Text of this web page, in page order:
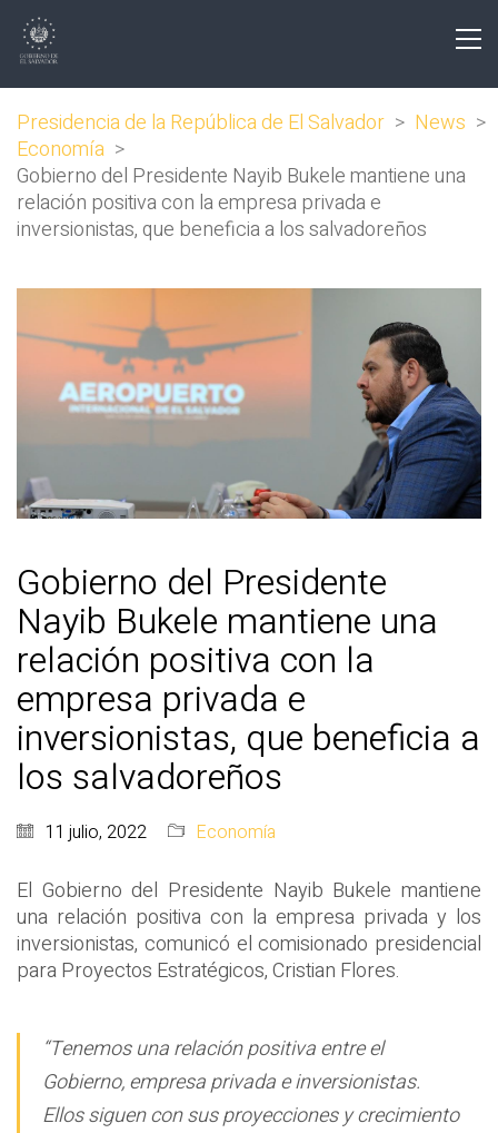
Presidencia de la República de El Salvador > News >
Economía >
Gobierno del Presidente Nayib Bukele mantiene una
relación positiva con la empresa privada e
inversionistas, que beneficia a los salvadoreños
Gobierno del Presidente
Nayib Bukele mantiene una
relación positiva con la
empresa privada e
inversionistas, que beneficia a
los salvadoreños
11 julio, 2022 Economía
El Gobierno del Presidente Nayib Bukele mantiene
una relación positiva con la empresa privada y los
inversionistas, comunicó el comisionado presidencial
para Proyectos Estratégicos, Cristian Flores.
“Tenemos una relación positiva entre el
Gobierno, empresa privada e inversionistas.
Ellos siguen con sus proyecciones y crecimiento